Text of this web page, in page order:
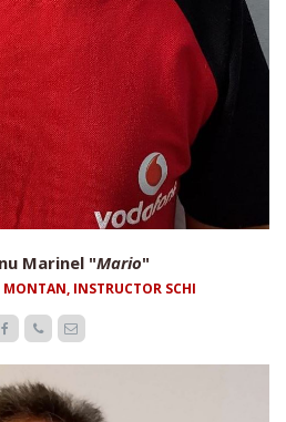
Marinel "Mario"
MONTAN, INSTRUCTOR SCHI
  